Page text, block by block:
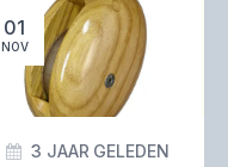
01
NOV
3 JAAR GELEDEN